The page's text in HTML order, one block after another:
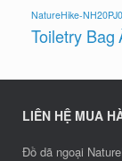
NatureHike-
Toiletry Bag
LIÊN HỆ MUA
Đồ dã ngoại